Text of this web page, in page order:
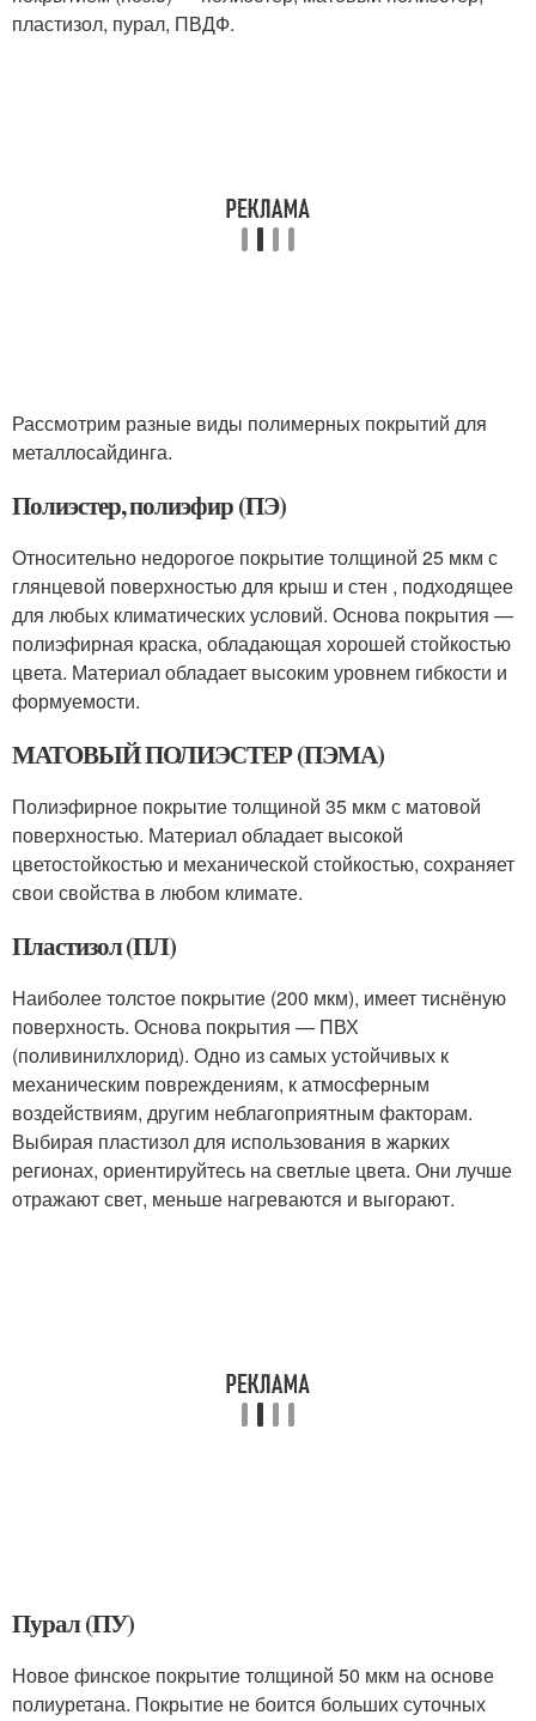
пластизол, пурал, ПВДФ.
Рассмотрим разные виды полимерных покрытий для
металлосайдинга.
Полиэстер, полиэфир (ПЭ)
Относительно недорогое покрытие толщиной 25 мкм с
глянцевой поверхностью для крыш и стен , подходящее
для любых климатических условий. Основа покрытия —
полиэфирная краска, обладающая хорошей стойкостью
цвета. Материал обладает высоким уровнем гибкости и
формуемости.
МАТОВЫЙ ПОЛИЭСТЕР (ПЭМА)
Полиэфирное покрытие толщиной 35 мкм с матовой
поверхностью. Материал обладает высокой
цветостойкостью и механической стойкостью, сохраняет
свои свойства в любом климате.
Пластизол (ПЛ)
Наиболее толстое покрытие (200 мкм), имеет тиснёную
поверхность. Основа покрытия — ПВХ
(поливинилхлорид). Одно из самых устойчивых к
механическим повреждениям, к атмосферным
воздействиям, другим неблагоприятным факторам.
Выбирая пластизол для использования в жарких
регионах, ориентируйтесь на светлые цвета. Они лучше
отражают свет, меньше нагреваются и выгорают.
Пурал (ПУ)
Новое финское покрытие толщиной 50 мкм на основе
полиуретана. Покрытие не боится больших суточных